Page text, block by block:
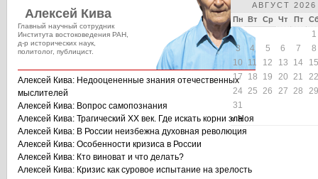
Алексей Кива
Главный научный сотрудник
Института востоковедения РАН,
д-р исторических наук,
политолог, публицист.
Алексей Кива: Недооцененные знания отечественных
мыслителей
Алексей Кива: Вопрос самопознания
Алексей Кива: Трагический XX век. Где искать корни зла
Алексей Кива: В России неизбежна духовная революция
Алексей Кива: Особенности кризиса в России
Алексей Кива: Кто виноват и что делать?
Алексей Кива: Кризис как суровое испытание на зрелость
АВГУСТ 2026
Пн Вт Ср Чт Пт
1
3
4 5 6 7
8
10
11 12 13 14
15
17
18 19 20 21
22
24 25 26 27 28
29
31
« Ноя